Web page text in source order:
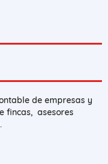
de empresas y
fincas, asesores